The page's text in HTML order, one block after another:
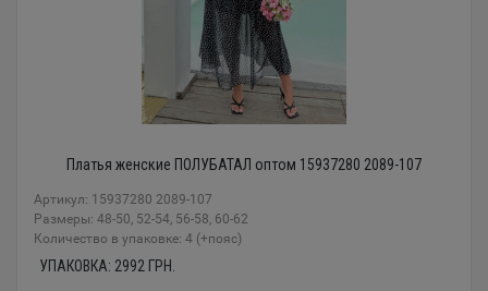
Платья женские ПОЛУБАТАЛ оптом 15937280 2089-107
Артикул: 15937280 2089-107
Размеры: 48-50, 52-54, 56-58, 60-62
Количество в упаковке: 4 (+пояс)
УПАКОВКА: 2992 ГРН.